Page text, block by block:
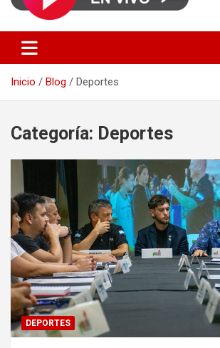
Inicio Blog Deportes
Categoría: Deportes
DEPORTES